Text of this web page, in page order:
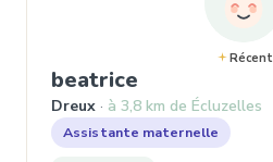
Récent
beatrice
Dreux à 3,8 km de Écluzelles
Assistante maternelle